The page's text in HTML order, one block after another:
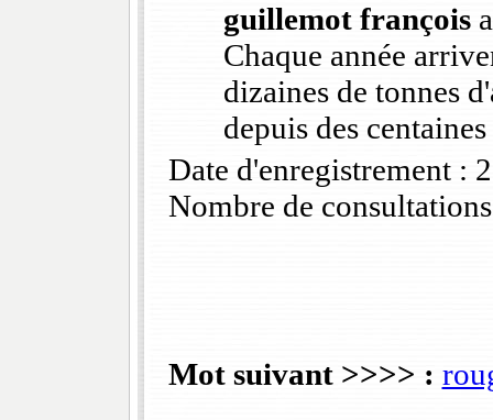
guillemot françois
Chaque année
dizaines de tonnes
depuis des
Date d'enregistrement :
Nombre de
Mot suivant >>>> :